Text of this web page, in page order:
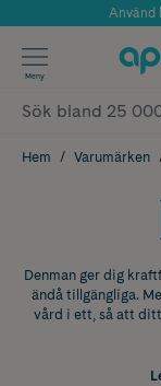
Använd
Meny
Hem Varumärken
Denman ger dig
ändå tillgängliga.
vård i ett, så att